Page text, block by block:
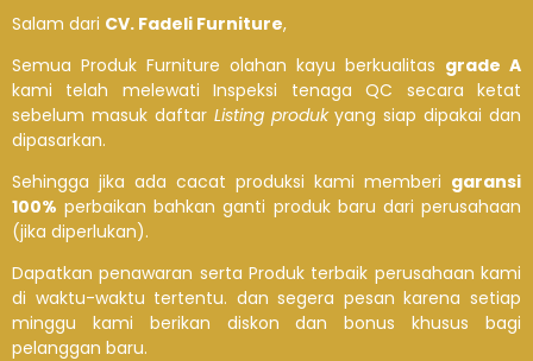
Salam dari CV. Fadeli Furniture,
Semua Produk Furniture olahan kayu berkualitas grade A
kami telah melewati Inspeksi tenaga QC secara ketat
sebelum masuk daftar Listing produkyang siap dipakai dan
dipasarkan.
Sehingga jika ada cacat produksi kami memberi garansi
100% perbaikan bahkan ganti produk baru dari perusahaan
(jika diperlukan).
Dapatkan penawaran serta Produk terbaik perusahaan kami
di waktu-waktu tertentu. dan segera pesan karena setiap
minggu kami berikan diskon dan bonus khusus bagi
pelanggan baru.